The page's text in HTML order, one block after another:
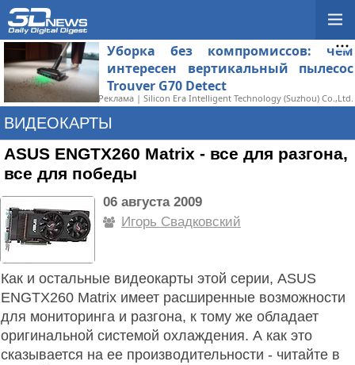
Уборка без компромиссов: чем
интересен вертикальный пылесос
Trouver G70 Detect
Реклама | Silicon Era Intelligent Technology (Suzhou) Co.,Ltd.
ВИДЕОКАРТЫ
ASUS ENGTX260 Matrix - все для разгона,
все для победы
06 августа 2009
Игорь Свадковский
Как и остальные видеокарты этой серии, ASUS
ENGTX260 Matrix имеет расширенные возможности
для мониторинга и разгона, к тому же обладает
оригинальной системой охлаждения. А как это
сказывается на ее производительности - читайте в